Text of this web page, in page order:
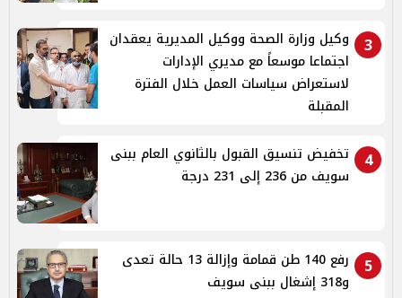
3
وكيل وزارة الصحة ووكيل المديرية يعقدان
اجتماعا موسعاً مع مديري الإدارات
لاستعراض سياسات العمل خلال الفترة
المقبلة
4
تخفيض تنسيق القبول بالثانوي العام ببنى
سويف من 236 إلى 231 درجة
5
رفع 140 طن قمامة وإزالة 13 حالة تعدى
و318 إشغال ببنى سويف